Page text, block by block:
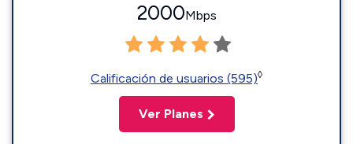
2000Mbps
Calificación de usuarios (595)◊
Ver Planes